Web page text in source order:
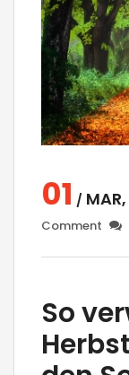
01 /
Comment
So